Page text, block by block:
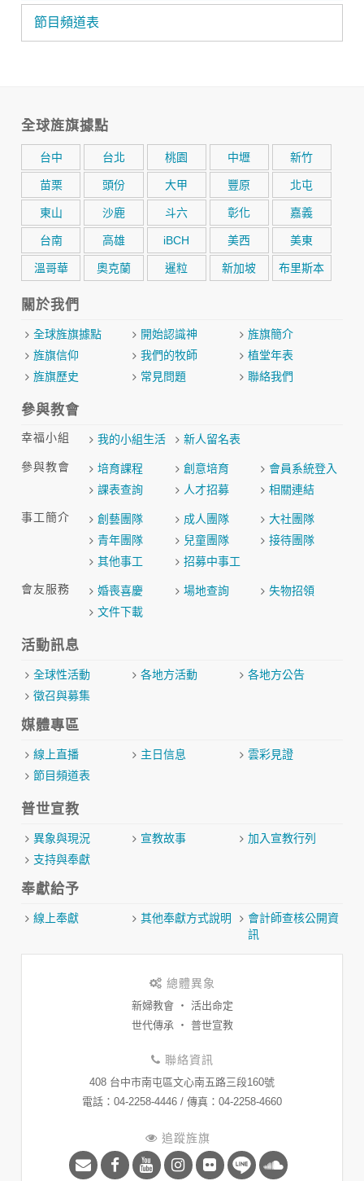
節目頻道表
全球旌旗據點
台中 台北 桃園 中壢 新竹
苗栗 頭份 大甲 豐原 北屯
東山 沙鹿 斗六 彰化 嘉義
台南 高雄 iBCH 美西 美東
溫哥華 奧克蘭 暹粒 新加坡 布里斯本
關於我們
全球旌旗據點 開始認識神
旌旗簡介
旌旗信仰
我們的牧師
植堂年表
旌旗歷史
常見問題 聯絡我們
參與教會
幸福小組 我的小組生活 新人留名表
參與教會 培育課程 創意培育
會員系統登入
課表查詢
人才招募 相關連結
事工簡介 創藝團隊 成人團隊
大社團隊
青年團隊
兒童團隊
接待團隊
其他事工
招募中事工
會友服務 婚喪喜慶 場地查詢
失物招領
文件下載
活動訊息
全球性活動 各地方活動
各地方公告
徵召與募集
媒體專區
線上直播 主日信息
雲彩見證
節目頻道表
普世宣教
異象與現況 宣教故事
加入宣教行列
支持與奉獻
奉獻給予
線上奉獻 其他奉獻方式說明
會計師查核公開資
訊
總體異象
新婦教會 ‧ 活出命定
世代傳承 ‧ 普世宣教
聯絡資訊
408 台中市南屯區文心南五路三段160號
​電話：04-2258-4446 / 傳真：04-2258-4660
追蹤旌旗